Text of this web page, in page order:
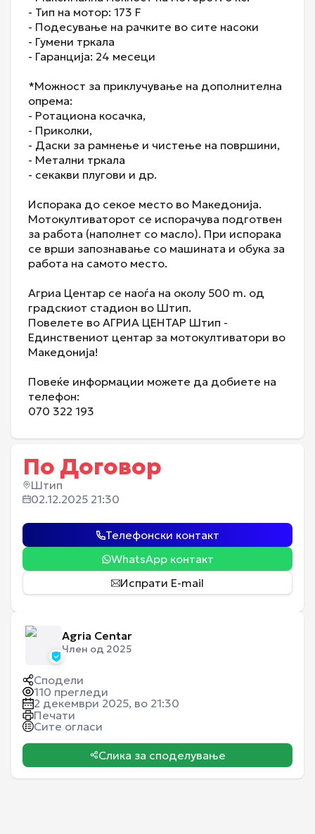
- Тип на мотор: 173 F
- Подесување на рачките во сите насоки
- Гумени тркала
- Гаранција: 24 месеци
*Можност за приклучување на дополнителна
опрема:
- Ротациона косачка,
- Приколки,
- Даски за рамнење и чистење на површини,
- Метални тркала
- секакви плугови и др.
Испорака до секое место во Македонија.
Мотокултиваторот се испорачува подготвен
за работа (наполнет со масло). При испорака
се врши запознавање со машината и обука за
работа на самото место.
Агриа Центар се наоѓа на околу 500 m. од
градскиот стадион во Штип.
Повелете во АГРИА ЦЕНТАР Штип -
Единствениот центар за мотокултиватори во
Македонија!
Повеќе информации можете да добиете на
телефон:
070 322 193
По Договор
Штип
02.12.2025 21:30
Телефонски контакт
WhatsApp контакт
Испрати E-mail
Agria Centar
Член од 2025
Сподели
110 прегледи
2 декември 2025, во 21:30
Печати
Сите огласи
Слика за споделување